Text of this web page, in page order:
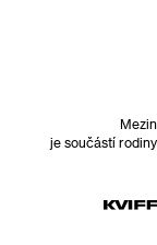
je součástí